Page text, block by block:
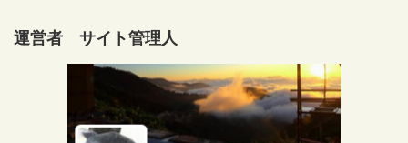
運営者 サイト管理人